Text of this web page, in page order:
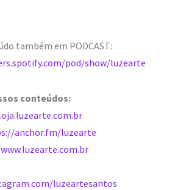
também em PODCAST:
pod/show/luzearte
conteúdos:
anchor.fm/luzearte
luzeartesantos